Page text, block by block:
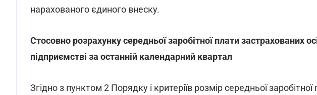
нарахованого єдиного внеску.
Стосовно розрахунку середньої заробітної плати застрахованих
підприємстві за останній календарний квартал
Згідно з пунктом 2 Порядку і критеріїв розмір середньої